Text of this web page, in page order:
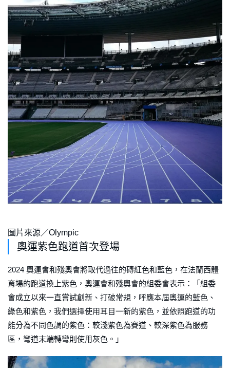
圖片來源／Olympic
奧運紫色跑道首次登場
2024 奧運會和殘奧會將取代過往的磚紅色和藍色，在法蘭西體
育場的跑道換上紫色，奧運會和殘奧會的組委會表示：「組委
會成立以來一直嘗試創新、打破常規，呼應本屆奧運的藍色、
綠色和紫色，我們選擇使用耳目一新的紫色，並依照跑道的功
能分為不同色調的紫色：較淺紫色為賽道、較深紫色為服務
區，彎道末端轉彎則使用灰色。」